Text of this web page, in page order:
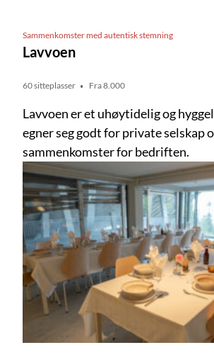
Sammenkomster med autentisk stemning
Lavvoen
60 sitteplasser Fra 8.000
Lavvoen er et uhøytidelig og
egner seg godt for private selskap
sammenkomster for bedriften.